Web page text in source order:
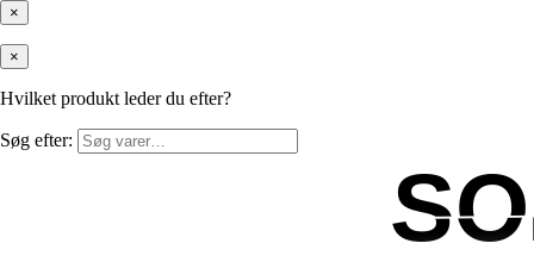
×
×
Hvilket produkt leder du efter?
Søg efter: